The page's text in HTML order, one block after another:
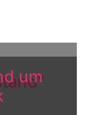
um